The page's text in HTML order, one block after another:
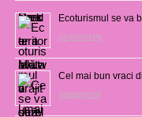
Ecoturismul se va
01/02/2019
Cel mai bun vraci
03/04/2018